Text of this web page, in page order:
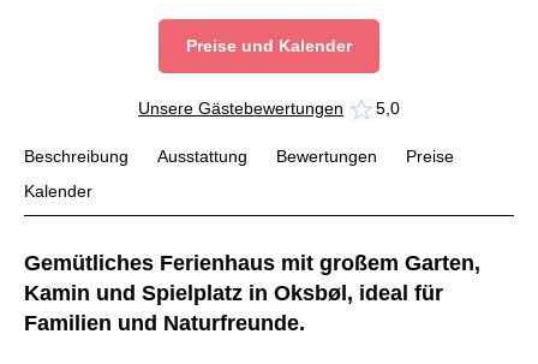
Preise und Kalender
Unsere Gästebewertungen 5,0
Beschreibung Ausstattung Bewertungen
Preise
Kalender
Gemütliches Ferienhaus mit großem Garten,
Kamin und Spielplatz in Oksbøl, ideal für
Familien und Naturfreunde.